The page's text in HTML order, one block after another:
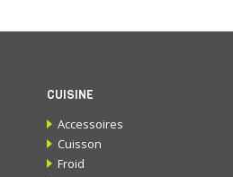
CUISINE
Accessoires
Cuisson
Froid